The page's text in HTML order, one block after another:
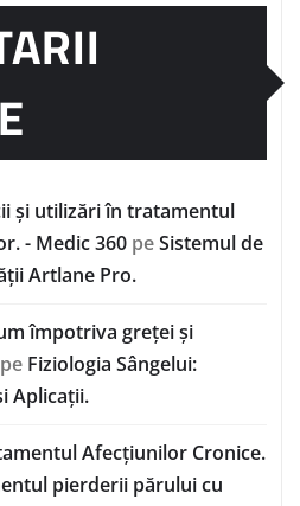
și utilizări în tratamentul
- Medic 360 peSistemul de
Artlane Pro.
împotriva greței și
pe Fiziologia Sângelui:
Aplicații.
Afecțiunilor Cronice.
pierderii părului cu